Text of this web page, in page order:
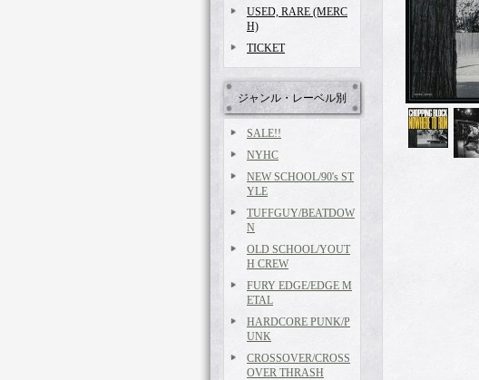
USED, RARE (MERC
H)
TICKET
ジャンル・レーベル別
SALE!!
NYHC
NEW SCHOOL/90's ST
YLE
TUFFGUY/BEATDOW
N
OLD SCHOOL/YOUT
H CREW
FURY EDGE/EDGE M
ETAL
HARDCORE PUNK/P
UNK
CROSSOVER/CROSS
OVER THRASH